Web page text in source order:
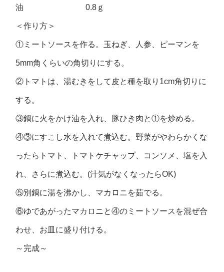
油 0.8ｇ
＜作り方＞
①ミートソースを作る。玉ねぎ、人参、ピーマンを
5mm角くらいの角切りにする。
②トマトは、湯むきをして皮と種を取り1cm角切りに
する。
③鍋に火をかけ油を入れ、豚ひき肉と①を炒める。
④③にすこし水を入れて煮込む。野菜がやわらかくな
ったらトマト、トマトケチャップ、コンソメ、塩を入
れ、さらに煮込む。(汁気がなくなったらOK)
⑤別鍋に湯を沸かし、マカロニを茹でる。
⑥ゆであがったマカロニと④のミートソースを混ぜ合
わせ、お皿に盛り付ける。
～完成～